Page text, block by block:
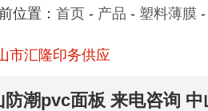
位置： 首页 - 产品 - 塑料薄膜 -
市汇隆印务供应
防潮pvc面板 来电咨询